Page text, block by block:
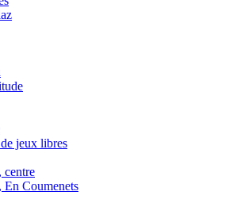
jeux libres
centre
En Coumenets